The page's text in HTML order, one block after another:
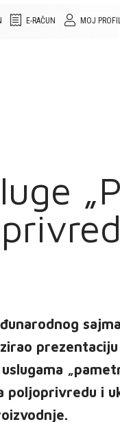
MOJ
E-RAČUN
poljoprivredu i